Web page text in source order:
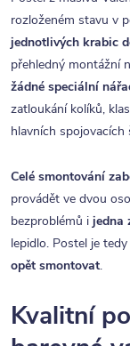
rozloženém stavu v
jednotlivých krabic
přehledný montážní
žádné speciální
zatloukání kolíků,
hlavních
Celé smontování
provádět ve dvou
bezproblémů i jedna
lepidlo. Postel je
opět smontovat.
Kvalitní